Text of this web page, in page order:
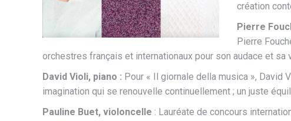
création
Pierre
Pierre
orchestres français et internationaux pour son audace et sa
David Violi, piano : Pour « Il giornale della musica », David
imagination qui se renouvelle continuellement ; un juste
Pauline Buet, violoncelle : Lauréate de concours